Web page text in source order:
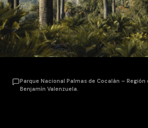
Parque Nacional Palmas de Cocalán – Región
Benjamín Valenzuela.